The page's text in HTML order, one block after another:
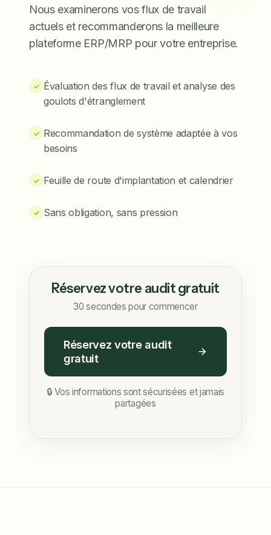
Nous examinerons vos flux de travail
actuels et recommanderons la meilleure
plateforme ERP/MRP pour votre entreprise.
✓ Évaluation des flux de travail et analyse des
goulots d'étranglement
✓ Recommandation de système adaptée à vos
besoins
✓ Feuille de route d'implantation et calendrier
✓ Sans obligation, sans pression
Réservez votre audit gratuit
30 secondes pour commencer
Réservez votre audit
gratuit
🔒 Vos informations sont sécurisées et jamais
partagées